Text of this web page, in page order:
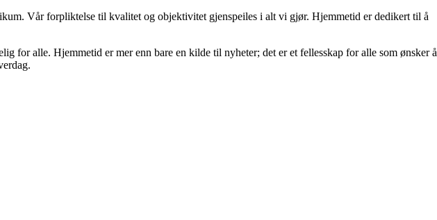
Vår forpliktelse til kvalitet og objektivitet gjenspeiles i alt vi gjør. Hjemmetid er dedikert til å
for alle. Hjemmetid er mer enn bare en kilde til nyheter; det er et fellesskap for alle som ønsker å